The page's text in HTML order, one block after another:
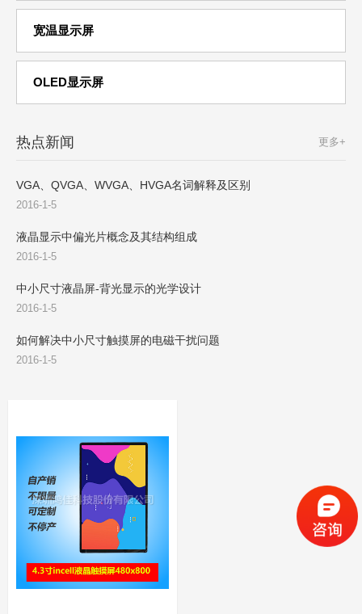
宽温显示屏
OLED显示屏
热点新闻 更多+
VGA、QVGA、WVGA、HVGA名词解释及区别
2016-1-5
液晶显示中偏光片概念及其结构组成
2016-1-5
中小尺寸液晶屏-背光显示的光学设计
2016-1-5
如何解决中小尺寸触摸屏的电磁干扰问题
2016-1-5